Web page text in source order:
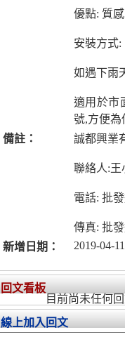
優點: 質
安裝方式
如遇下雨
適用於市
號,方便為
備註：
誠都興業
聯絡人:王
電話: 批
傳真: 批
新增日期：
2019-04-
回文看板
目前尚未任何
線上加入回文